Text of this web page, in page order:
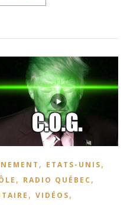
, ETATS-UNIS,
, RADIO QUÉBEC ,
, VIDÉOS,